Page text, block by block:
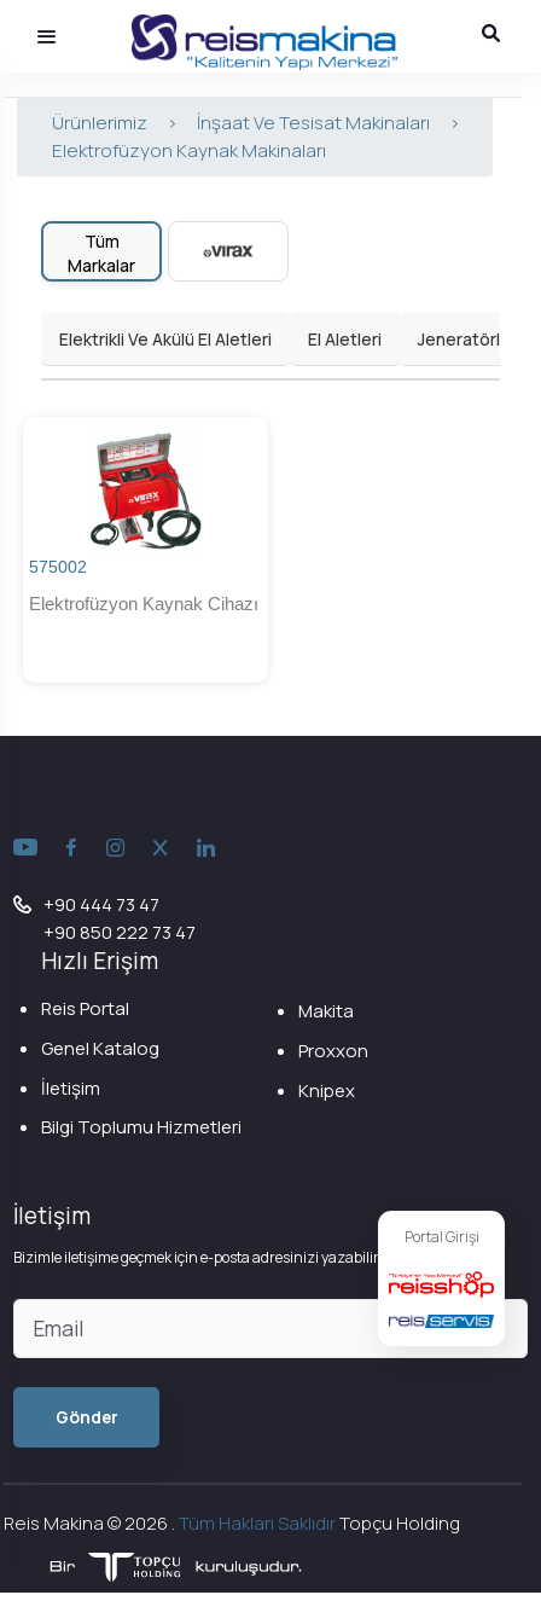
Ürünlerimiz > İnşaat Ve Tesisat Makinaları
>
Elektrofüzyon Kaynak Makinaları
Tüm
Markalar
Elektrikli Ve Akülü El Aletleri El Aletleri Jeneratörler
575002
Elektrofüzyon Kaynak Cihazı
Portal Girişi
+90 444 73 47
+90 850 222 73 47
Hızlı Erişim
Reis Portal
Genel Katalog
İletişim
Bilgi Toplumu Hizmetleri
Makita
Proxxon
Knipex
İletişim
Bizimle iletişime geçmek için e-posta adresinizi yazabilirsiniz
Reis Makina ©2026 .Tüm Hakları SaklıdırTopçu Holding